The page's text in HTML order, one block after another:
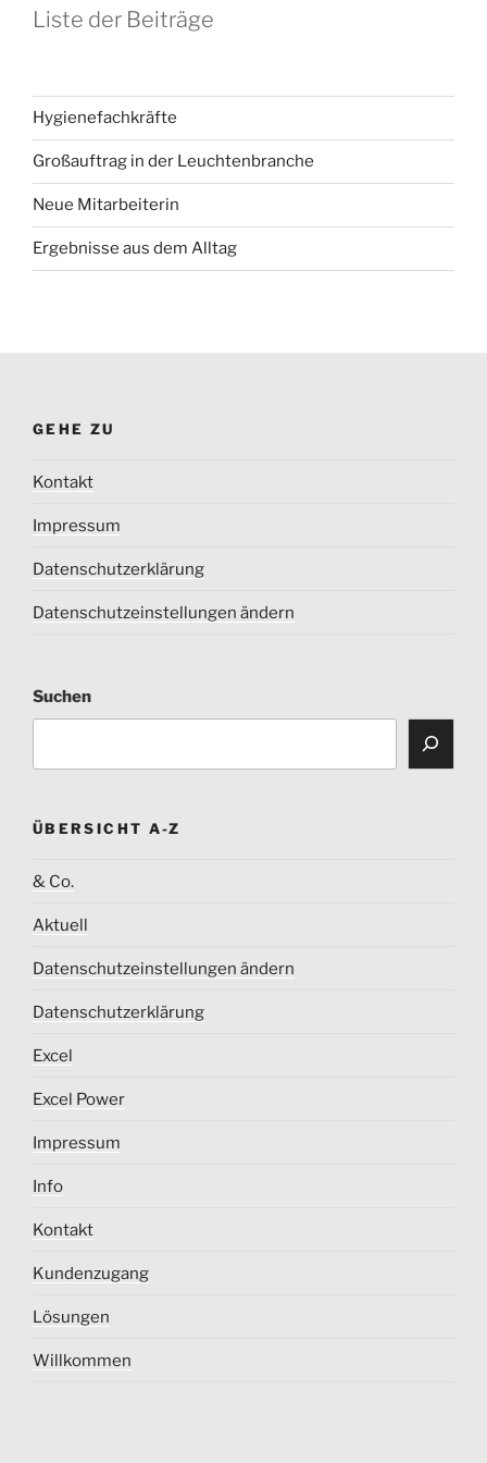
Liste der Beiträge
Hygienefachkräfte
Großauftrag in der Leuchtenbranche
Neue Mitarbeiterin
Ergebnisse aus dem Alltag
GEHE ZU
Kontakt
Impressum
Datenschutzerklärung
Datenschutzeinstellungen ändern
Suchen
ÜBERSICHT A-Z
& Co.
Aktuell
Datenschutzeinstellungen ändern
Datenschutzerklärung
Excel
Excel Power
Impressum
Info
Kontakt
Kundenzugang
Lösungen
Willkommen